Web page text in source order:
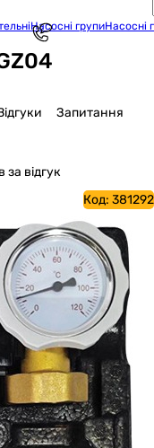
Насосні групиНасосні
Запитання
за відгук
Код: 381292